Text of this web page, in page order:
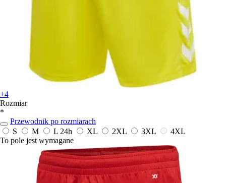
+4
Rozmiar
*
Przewodnik po rozmiarach
S
M L 24h XL 2XL 3XL
4XL
To pole jest wymagane